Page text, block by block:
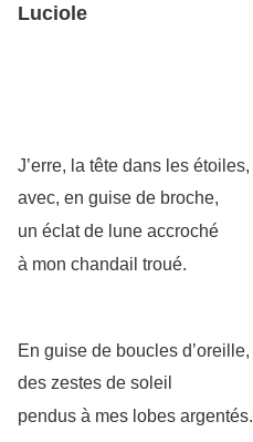
Luciole
J’erre, la tête dans les étoiles,
avec, en guise de broche,
un éclat de lune accroché
à mon chandail troué.
En guise de boucles d’oreille,
des zestes de soleil
pendus à mes lobes argentés.